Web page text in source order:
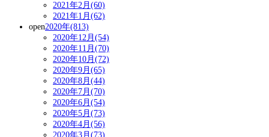
2021年2月(60)
2021年1月(62)
open2020年(813)
2020年12月(54)
2020年11月(70)
2020年10月(72)
2020年9月(65)
2020年8月(44)
2020年7月(70)
2020年6月(54)
2020年5月(73)
2020年4月(56)
2020年3月(73)